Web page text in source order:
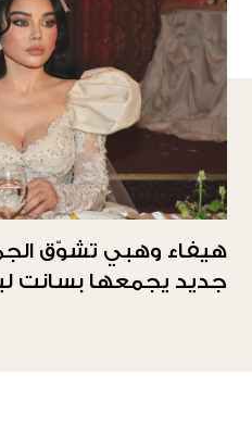
هيفاء وهبي تشوّق
جديد يجمعها بسانت